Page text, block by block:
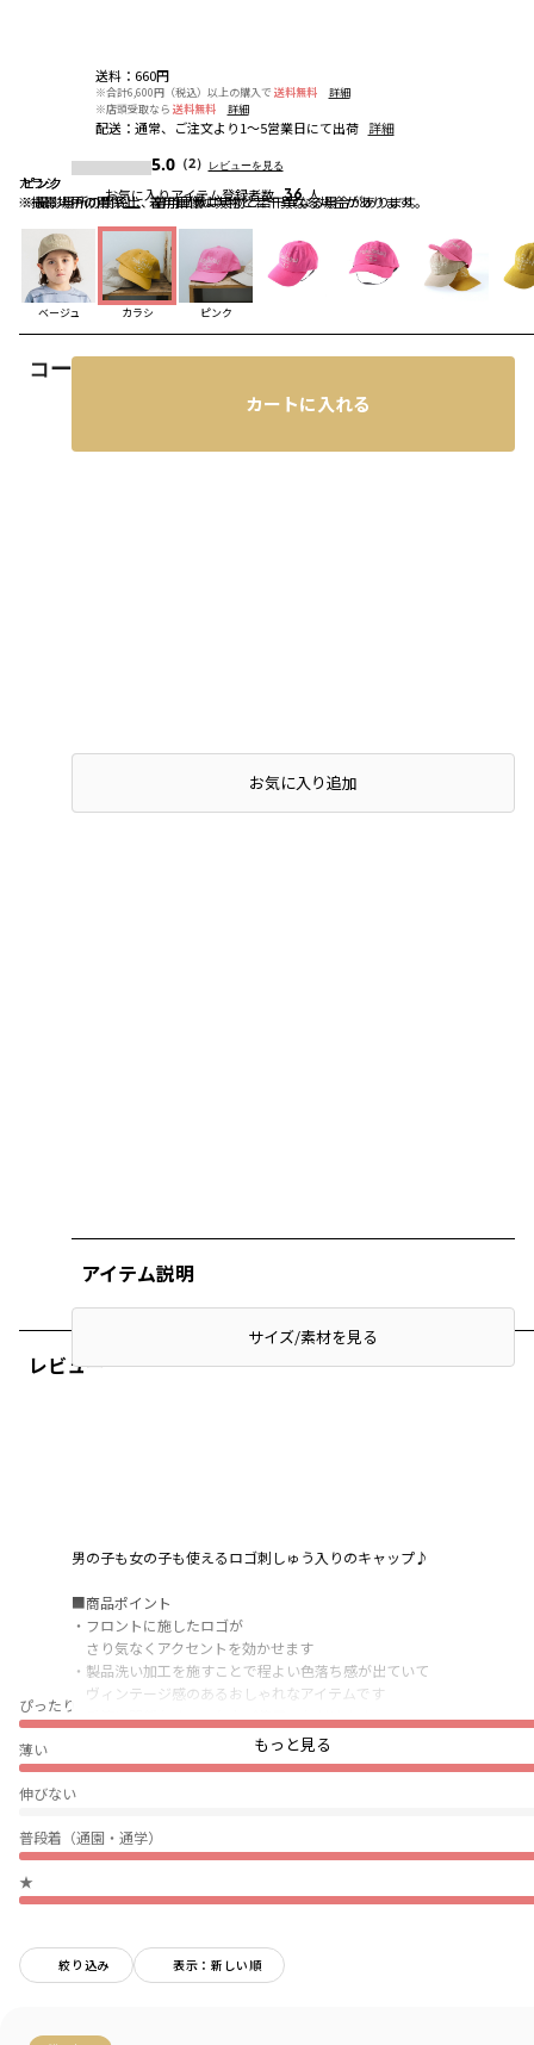
カラシ
※撮影場所の関係上、着用画像は実物と若干異なる場合があります。
ピンク
※撮影場所の関係上、着用画像は実物と若干異なる場合があります。
ピンク
ベージュ カラシ ピンク
コーディネート
レビュー
ぴったり
薄い
伸びない
普段着（通園・通学）
★
絞り込み 表示：新しい順
送料： 660円
※合計6,600円（税込）以上の購入で 送料無料
詳細
※店頭受取なら 送料無料 詳細
配送： 通常、ご注文より1～5営業日にて出荷 詳細
5.0（2） レビューを見る
お気に入りアイテム登録者数 36 人
カートに入れる
店頭在庫を確認するお気に入り追加
アイテム説明
サイズ/素材を見る
男の子も女の子も使えるロゴ刺しゅう入りのキャップ♪
■商品ポイント
・フロントに施したロゴが
さり気なくアクセントを効かせます
・製品洗い加工を施すことで程よい色落ち感が出ていて
ヴィンテージ感のあるおしゃれなアイテムです
・季節に関係なく、一年中ご使用いただけます
・マジックテープの仕様になっているので頭回りの調節が可能です
Lサイズ：54～56センチ
※Lサイズのみあご紐のゴムが無い仕様です
-----
ブランド ／branshes
カラー
もっと見る